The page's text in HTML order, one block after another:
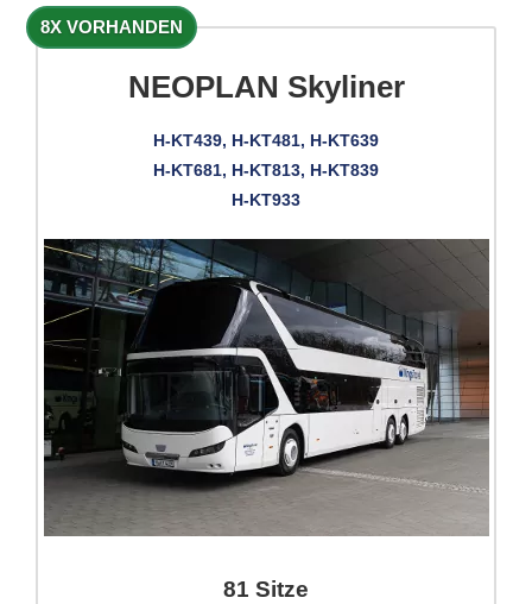
8X VORHANDEN
NEOPLAN Skyliner
H-KT439, H-KT481, H-KT639
H-KT681, H-KT813, H-KT839
H-KT933
81 Sitze